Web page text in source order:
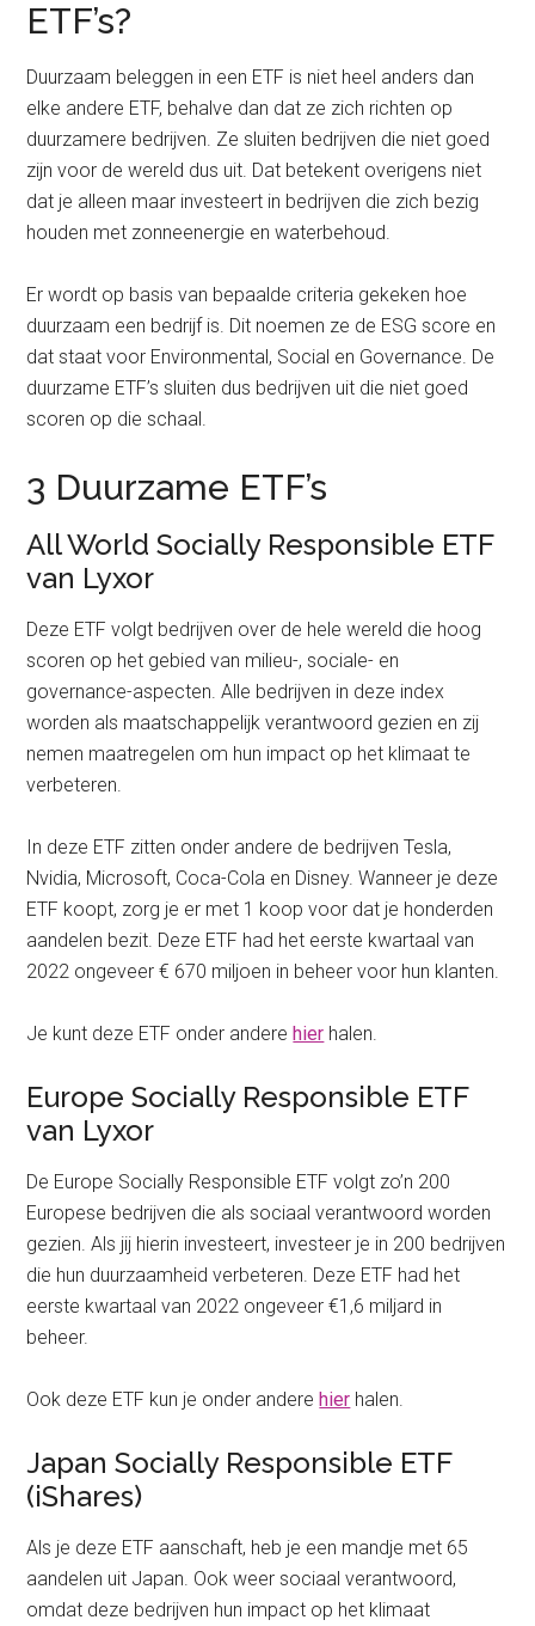
ETF’s?
Duurzaam beleggen in een ETF is niet heel anders dan
elke andere ETF, behalve dan dat ze zich richten op
duurzamere bedrijven. Ze sluiten bedrijven die niet goed
zijn voor de wereld dus uit. Dat betekent overigens niet
dat je alleen maar investeert in bedrijven die zich bezig
houden met zonneenergie en waterbehoud.
Er wordt op basis van bepaalde criteria gekeken hoe
duurzaam een bedrijf is. Dit noemen ze de ESG score en
dat staat voor Environmental, Social en Governance. De
duurzame ETF’s sluiten dus bedrijven uit die niet goed
scoren op die schaal.
3 Duurzame ETF’s
All World Socially Responsible ETF
van Lyxor
Deze ETF volgt bedrijven over de hele wereld die hoog
scoren op het gebied van milieu-, sociale- en
governance-aspecten. Alle bedrijven in deze index
worden als maatschappelijk verantwoord gezien en zij
nemen maatregelen om hun impact op het klimaat te
verbeteren.
In deze ETF zitten onder andere de bedrijven Tesla,
Nvidia, Microsoft, Coca-Cola en Disney. Wanneer je deze
ETF koopt, zorg je er met 1 koop voor dat je honderden
aandelen bezit. Deze ETF had het eerste kwartaal van
2022 ongeveer € 670 miljoen in beheer voor hun klanten.
Je kunt deze ETF onder andere hier halen.
Europe Socially Responsible ETF
van Lyxor
De Europe Socially Responsible ETF volgt zo’n 200
Europese bedrijven die als sociaal verantwoord worden
gezien. Als jij hierin investeert, investeer je in 200 bedrijven
die hun duurzaamheid verbeteren. Deze ETF had het
eerste kwartaal van 2022 ongeveer €1,6 miljard in
beheer.
Ook deze ETF kun je onder andere hier halen.
Japan Socially Responsible ETF
(iShares)
Als je deze ETF aanschaft, heb je een mandje met 65
aandelen uit Japan. Ook weer sociaal verantwoord,
omdat deze bedrijven hun impact op het klimaat